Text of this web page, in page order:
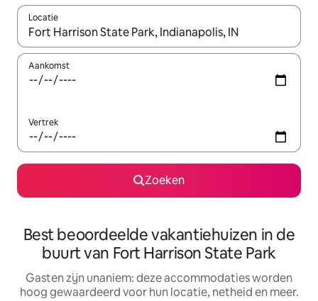
Locatie
Wanneer er resultaten beschikbaar zijn, maak je een keuze
Aankomst
Vertrek
Zoeken
Best beoordeelde vakantiehuizen in de
buurt van Fort Harrison State Park
Gasten zijn unaniem: deze accommodaties worden
hoog gewaardeerd voor hun locatie, netheid en meer.